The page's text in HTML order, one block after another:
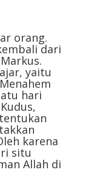
orang.
dari
yaitu
hari
karena
situ
Allah di